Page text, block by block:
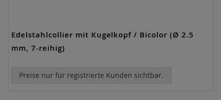
Edelstahlcollier mit Kugelkopf / Bicolor (Ø 2.5
mm, 7-reihig)
Preise nur für registrierte Kunden sichtbar.